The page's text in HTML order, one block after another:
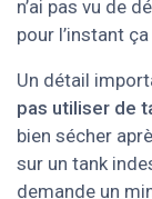
n’ai pas vu de
pour l’instant
Un détail
pas utiliser de
bien sécher
sur un tank
demande un